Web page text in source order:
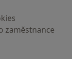
zaměstnance